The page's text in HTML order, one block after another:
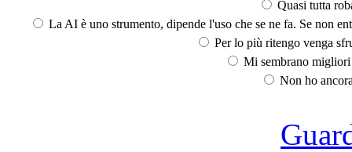
Quasi tutta
La AI è uno strumento, dipende l'uso che se ne fa. Se non
Per lo più ritengo venga
Mi sembrano
Non ho